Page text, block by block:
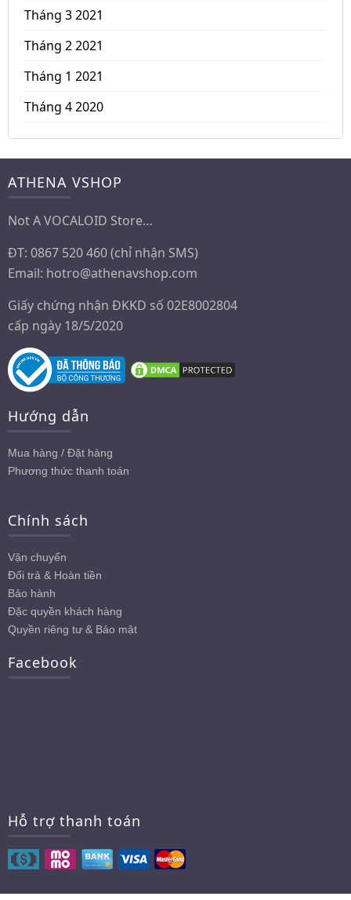
Tháng 3 2021
Tháng 2 2021
Tháng 1 2021
Tháng 4 2020
ATHENA VSHOP
Not A VOCALOID Store…
ĐT: 0867 520 460 (chỉ nhận SMS)
Email: hotro@athenavshop.com
Giấy chứng nhận ĐKKD số 02E8002804
cấp ngày 18/5/2020
Hướng dẫn
Mua hàng / Đặt hàng
Phương thức thanh toán
Chính sách
Vận chuyển
Đổi trả & Hoàn tiền
Bảo hành
Đặc quyền khách hàng
Quyền riêng tư & Bảo mật
Facebook
Hỗ trợ thanh toán